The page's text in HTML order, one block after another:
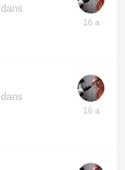
dans
dans